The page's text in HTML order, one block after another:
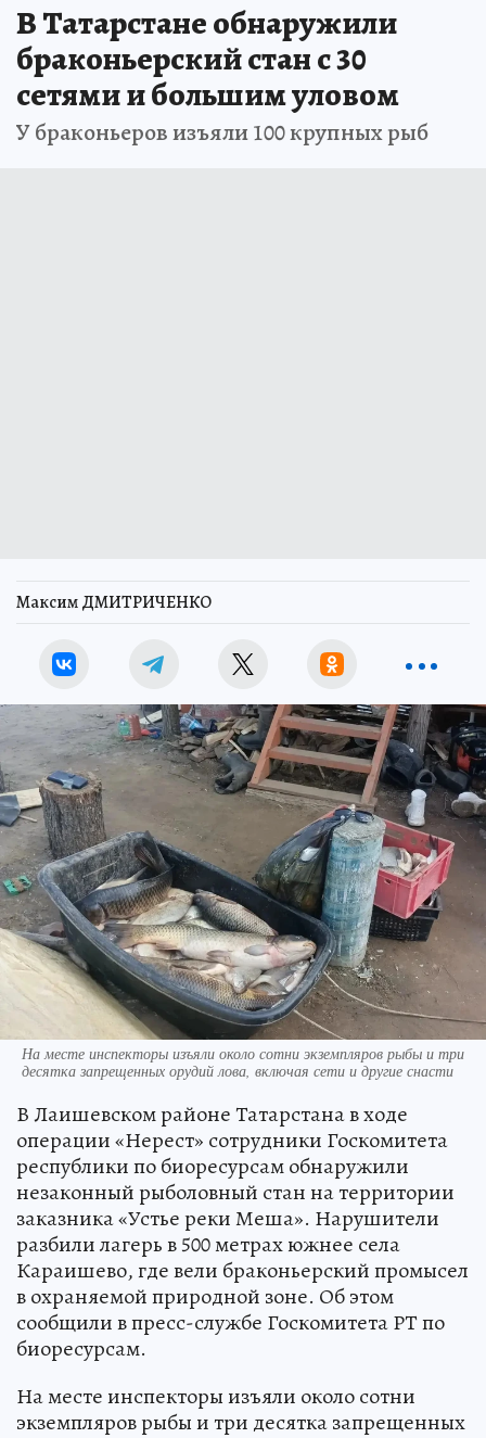
В Татарстане обнаружили
браконьерский стан с 30
сетями и большим уловом
У браконьеров изъяли 100 крупных рыб
Максим ДМИТРИЧЕНКО
На месте инспекторы изъяли около сотни экземпляров рыбы и три
десятка запрещенных орудий лова, включая сети и другие снасти
В Лаишевском районе Татарстана в ходе
операции «Нерест» сотрудники Госкомитета
республики по биоресурсам обнаружили
незаконный рыболовный стан на территории
заказника «Устье реки Меша». Нарушители
разбили лагерь в 500 метрах южнее села
Караишево, где вели браконьерский промысел
в охраняемой природной зоне. Об этом
сообщили в пресс-службе Госкомитета РТ по
биоресурсам.
На месте инспекторы изъяли около сотни
экземпляров рыбы и три десятка запрещенных